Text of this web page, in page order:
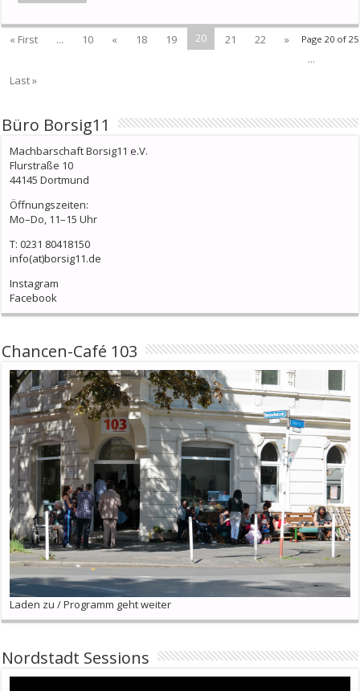
Page 20 of 25
« First ... 10 « 18 19 20 21 22
»
...
Last »
Büro Borsig11
Machbarschaft Borsig11 e.V.
Flurstraße 10
44145 Dortmund
Öffnungszeiten:
Mo–Do, 11–15 Uhr
T: 0231 80418150
info(at)borsig11.de
Instagram
Facebook
Chancen-Café 103
Laden zu / Programm geht weiter
Nordstadt Sessions